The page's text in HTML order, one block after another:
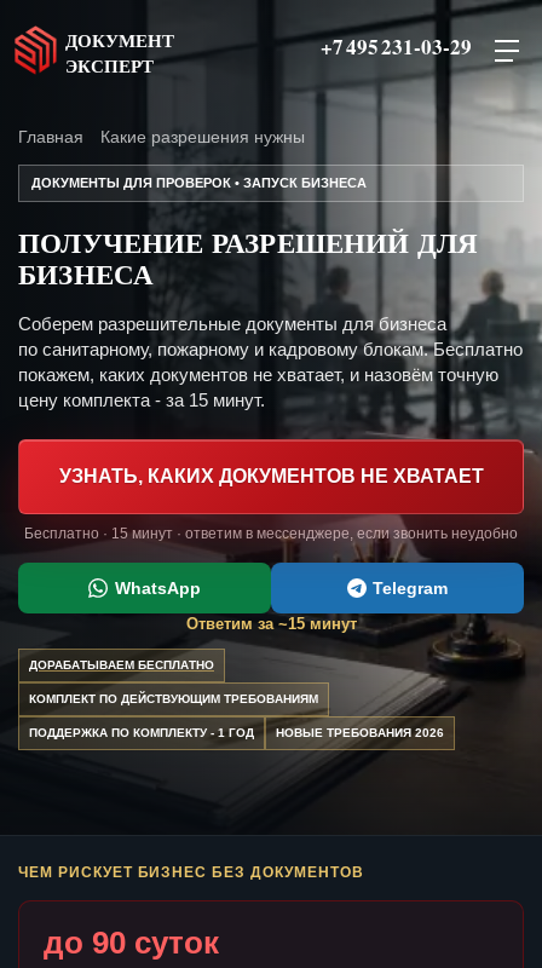
ДОКУМЕНТ
ЭКСПЕРТ
+7 495 231-03-29
Главная Какие разрешения нужны
ДОКУМЕНТЫ ДЛЯ ПРОВЕРОК • ЗАПУСК БИЗНЕСА
ПОЛУЧЕНИЕ РАЗРЕШЕНИЙ ДЛЯ
БИЗНЕСА
Соберем разрешительные документы для бизнеса
по санитарному, пожарному и кадровому блокам. Бесплатно
покажем, каких документов не хватает, и назовём точную
цену комплекта - за 15 минут.
УЗНАТЬ, КАКИХ ДОКУМЕНТОВ НЕ ХВАТАЕТ
Бесплатно · 15 минут · ответим в мессенджере, если звонить неудобно
WhatsApp Telegram
Ответим за ~15 минут
ДОРАБАТЫВАЕМ БЕСПЛАТНО
КОМПЛЕКТ ПО ДЕЙСТВУЮЩИМ ТРЕБОВАНИЯМ
ПОДДЕРЖКА ПО КОМПЛЕКТУ - 1 ГОД НОВЫЕ ТРЕБОВАНИЯ 2026
ЧЕМ РИСКУЕТ БИЗНЕС БЕЗ ДОКУМЕНТОВ
до 90 суток